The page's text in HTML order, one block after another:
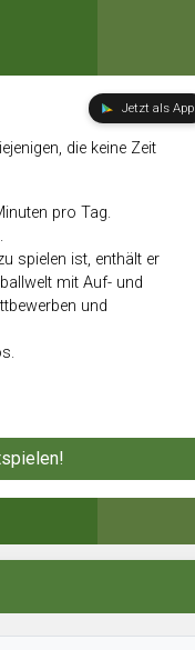
Jetzt als App
die keine Zeit
pro Tag.
spielen ist, enthält er
mit Auf- und
und